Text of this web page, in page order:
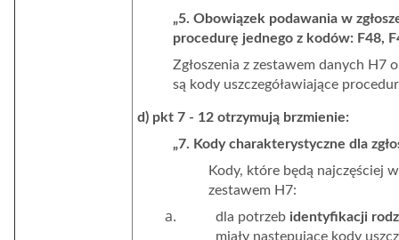
„5. Obowiązek podawania w
procedurę jednego z kodów: F48,
Zgłoszenia z zestawem danych
są kody uszczegóławiające
d) pkt 7 - 12 otrzymują brzmienie:
„7. Kody charakterystyczne dla
Kody, które będą najczęściej
zestawem H7:
dla potrzeb identyfikacji
miały następujące kody